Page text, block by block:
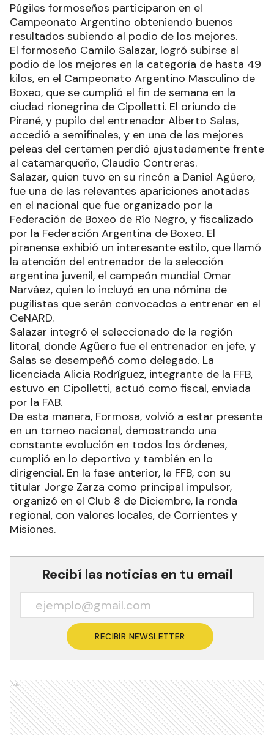
Púgiles formoseños participaron en el
Campeonato Argentino obteniendo buenos
resultados subiendo al podio de los mejores.
El formoseño Camilo Salazar, logró subirse al
podio de los mejores en la categoría de hasta 49
kilos, en el Campeonato Argentino Masculino de
Boxeo, que se cumplió el fin de semana en la
ciudad rionegrina de Cipolletti. El oriundo de
Pirané, y pupilo del entrenador Alberto Salas,
accedió a semifinales, y en una de las mejores
peleas del certamen perdió ajustadamente frente
al catamarqueño, Claudio Contreras.
Salazar, quien tuvo en su rincón a Daniel Agüero,
fue una de las relevantes apariciones anotadas
en el nacional que fue organizado por la
Federación de Boxeo de Río Negro, y fiscalizado
por la Federación Argentina de Boxeo. El
piranense exhibió un interesante estilo, que llamó
la atención del entrenador de la selección
argentina juvenil, el campeón mundial Omar
Narváez, quien lo incluyó en una nómina de
pugilistas que serán convocados a entrenar en el
CeNARD.
Salazar integró el seleccionado de la región
litoral, donde Agüero fue el entrenador en jefe, y
Salas se desempeñó como delegado. La
licenciada Alicia Rodríguez, integrante de la FFB,
estuvo en Cipolletti, actuó como fiscal, enviada
por la FAB.
De esta manera, Formosa, volvió a estar presente
en un torneo nacional, demostrando una
constante evolución en todos los órdenes,
cumplió en lo deportivo y también en lo
dirigencial. En la fase anterior, la FFB, con su
titular Jorge Zarza como principal impulsor,
organizó en el Club 8 de Diciembre, la ronda
regional, con valores locales, de Corrientes y
Misiones.
Recibí las noticias en tu email
RECIBIR NEWSLETTER
Ads